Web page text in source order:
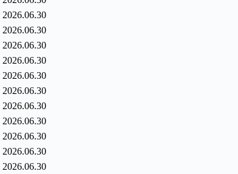
2026.06.30
2026.06.30
2026.06.30
2026.06.30
2026.06.30
2026.06.30
2026.06.30
2026.06.30
2026.06.30
2026.06.30
2026.06.30